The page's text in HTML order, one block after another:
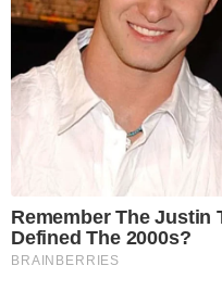
Remember The Justin
Defined The 2000s?
BRAINBERRIES